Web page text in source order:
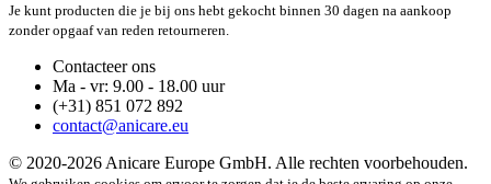
Je kunt producten die je bij ons hebt gekocht binnen 30 dagen na aankoop
zonder opgaaf van reden retourneren.
Contacteer ons
Ma - vr: 9.00 - 18.00 uur
(+31) 851 072 892
contact@anicare.eu
© 2020-2026 Anicare Europe GmbH. Alle rechten voorbehouden.